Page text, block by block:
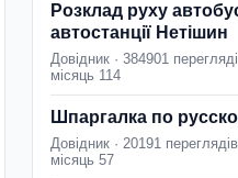
Розклад руху
автостанції Нетішин
Довідник · 384901
місяць 114
Шпаргалка по
Довідник · 20191
місяць 57